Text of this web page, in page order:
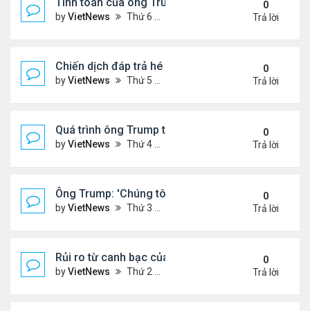
byVietNews Thứ 6 Tháng 6 20, 2025 2:43 pm
0
Trả lời
Chiến dịch đáp trả hé lộ năng lực tên lửa thực sự
byVietNews Thứ 5 Tháng 6 19, 2025 4:25 pm
0
Trả lời
Quá trình ông Trump thay đổi lập trường về xung
byVietNews Thứ 4 Tháng 6 18, 2025 2:22 pm
0
Trả lời
Ông Trump: 'Chúng tôi đã kiểm soát hoàn toàn
byVietNews Thứ 3 Tháng 6 17, 2025 5:52 pm
0
Trả lời
Rủi ro từ canh bạc của Thủ tướng Israel khi tấn
byVietNews Thứ 2 Tháng 6 16, 2025 4:45 pm
0
Trả lời